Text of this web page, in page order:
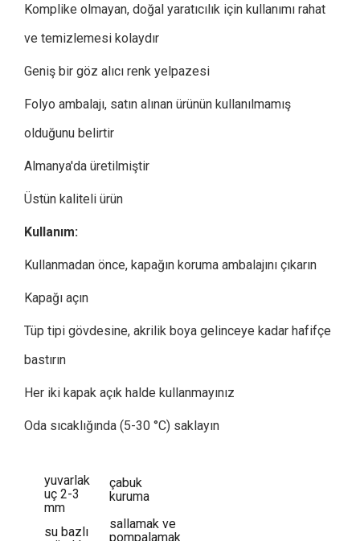
Komplike olmayan, doğal yaratıcılık için kullanımı rahat
ve temizlemesi kolaydır
Geniş bir göz alıcı renk yelpazesi
Folyo ambalajı, satın alınan ürünün kullanılmamış
olduğunu belirtir
Almanya'da üretilmiştir
Üstün kaliteli ürün
Kullanım:
Kullanmadan önce, kapağın koruma ambalajını çıkarın
Kapağı açın
Tüp tipi gövdesine, akrilik boya gelinceye kadar hafifçe
bastırın
Her iki kapak açık halde kullanmayınız
Oda sıcaklığında (5-30 °C) saklayın
yuvarlak
uç 2-3
mm
su bazlı
çabuk
kuruma
sallamak ve
pompalamak